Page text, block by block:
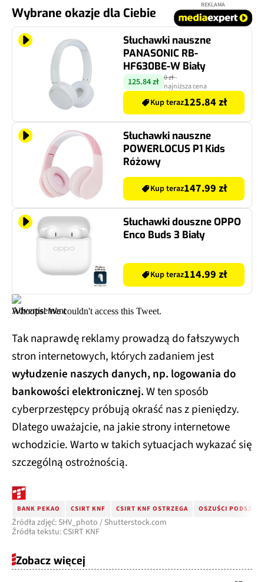
Wybrane okazje dla Ciebie
REKLAMA
Słuchawki nauszne
PANASONIC RB-
HF630BE-W Biały
125.84 zł 0 zł-
najniższa cena
Kup teraz125.84 zł
Słuchawki nauszne
POWERLOCUS P1 Kids
Różowy
Kup teraz147.99 zł
Słuchawki douszne OPPO
Enco Buds 3 Biały
Kup teraz114.99 zł
Whoops! We couldn't access this Tweet.
Tak naprawdę reklamy prowadzą do fałszywych
stron internetowych, których zadaniem jest
wyłudzenie naszych danych, np. logowania do
bankowości elektronicznej.W ten sposób
cyberprzestępcy próbują okraść nas z pieniędzy.
Dlatego uważajcie, na jakie strony internetowe
wchodzicie. Warto w takich sytuacjach wykazać się
szczególną ostrożnością.
BANK PEKAO CSIRT KNF CSIRT KNF OSTRZEGA OSZUŚCI
Źródła zdjęć: SHV_photo / Shutterstock.com
Źródła tekstu: CSIRT KNF
Zobacz więcej